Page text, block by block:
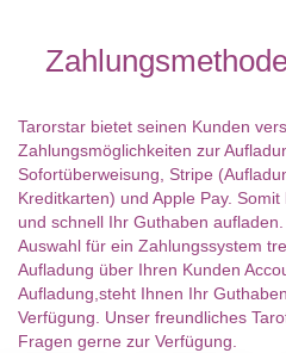
Tarorstar bietet seinen Kunden
Zahlungsmöglichkeiten zur
Sofortüberweisung, Stripe
Kreditkarten) und Apple Pay.
und schnell Ihr Guthaben
Auswahl für ein Zahlungssystem
Aufladung über Ihren Kunden
Aufladung,steht Ihnen Ihr
Verfügung. Unser freundliches
Fragen gerne zur Verfügung.